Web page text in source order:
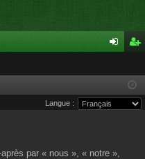
cri
pti
Langue :
par « nous », « notre »,